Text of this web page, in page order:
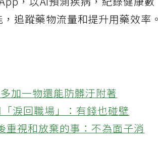
，以AI預測疾病，紀錄健康數
追蹤藥物流量和提升用藥效率。
加一物還能防髒汙附著
淚回職場」：有錢也碰壁
視和放棄的事：不為面子消